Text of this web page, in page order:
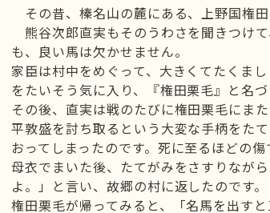
その昔、榛名山の麓にある、上野国権
熊谷次郎直実もそのうわさを聞きつけ
も、良い馬は欠かせません。
家臣は村中をめぐって、大きくてたくま
をたいそう気に入り、『権田栗毛』と名
その後、直実は戦のたびに権田栗毛にま
平敦盛を討ち取るという大変な手柄をた
おってしまったのです。死に至るほどの
母衣でまいた後、たてがみをさすりなが
よ。」と言い、故郷の村に返したのです。
権田栗毛が帰ってみると、「名馬を出す